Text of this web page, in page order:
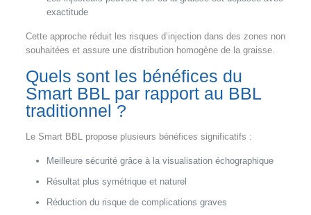
exactitude
Cette approche réduit les risques d’injection dans des zones non
souhaitées et assure une distribution homogène de la graisse.
Quels sont les bénéfices du
Smart BBL par rapport au BBL
traditionnel ?
Le Smart BBL propose plusieurs bénéfices significatifs :
Meilleure sécurité grâce à la visualisation échographique
Résultat plus symétrique et naturel
Réduction du risque de complications graves